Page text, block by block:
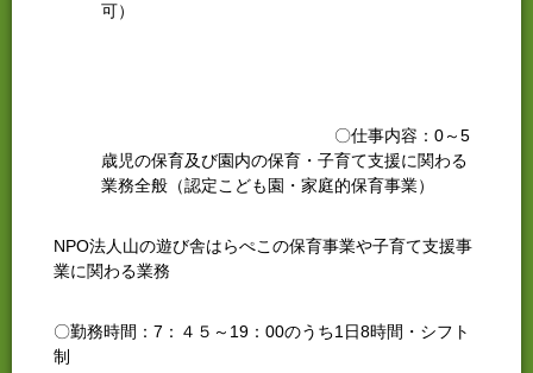
可）
〇仕事内容：0～5
歳児の保育及び園内の保育・子育て支援に関わる
業務全般（認定こども園・家庭的保育事業）
NPO法人山の遊び舎はらぺこの保育事業や子育て支援事
業に関わる業務
〇勤務時間：7：４５～19：00のうち1日8時間・シフト
制